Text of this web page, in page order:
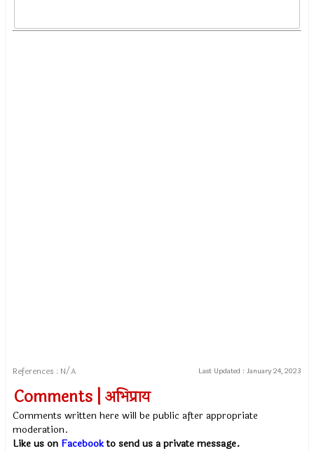
References : N/A Last Updated : January 24, 2023
Comments | अभिप्राय
Comments written here will be public after appropriate
moderation.
Like us on Facebookto send us a private message.